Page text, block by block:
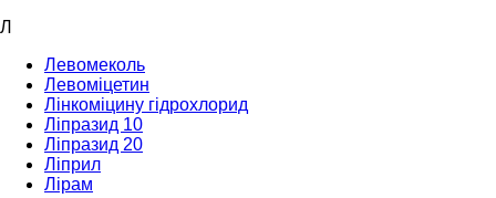
Л
Левомеколь
Левоміцетин
Лінкоміцину гідрохлорид
Ліпразид 10
Ліпразид 20
Ліприл
Лірам